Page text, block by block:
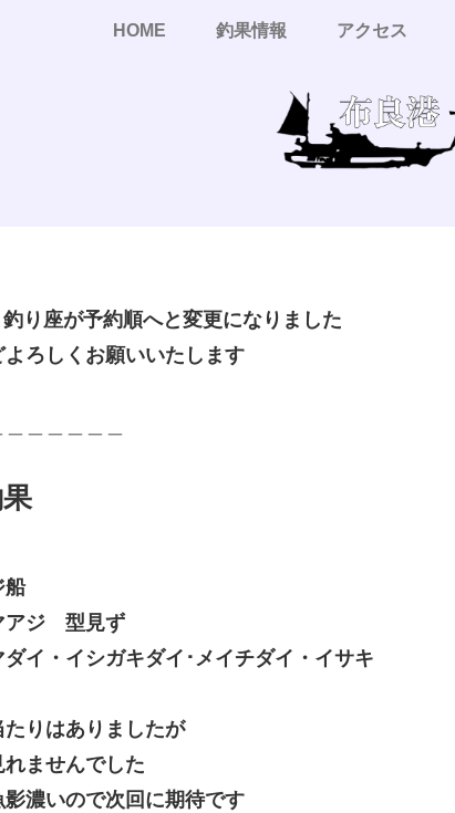
HOME 釣果情報 アクセス
り座が予約順へと変更になりました
よろしくお願いいたします
船
ジ 型見ず
イ・イシガキダイ･メイチダイ・イサキ
たりはありましたが
ませんでした
影濃いので次回に期待です